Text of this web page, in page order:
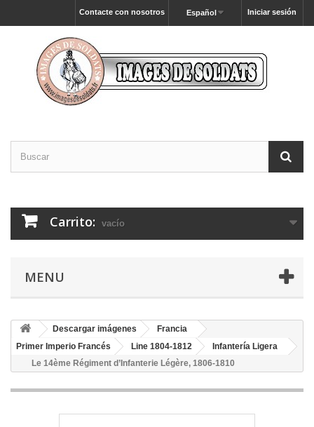
Iniciar sesión
Español
Contacte con nosotros
Carrito: vacío
MENU
Descargar imágenes
Francia
Primer Imperio Francés
Line 1804-1812
Infantería Ligera
Le 14ème Régiment d’Infanterie Légère, 1806-1810